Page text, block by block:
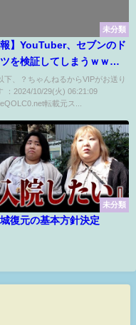
未分類
報】YouTuber、セブンのド
を検証してしまうｗｗｗ
下、？ちゃんねるからVIPがお送り
：2024/10/29(火) 06:21:09
転載元ス...
未分類
復元の基本方針決定